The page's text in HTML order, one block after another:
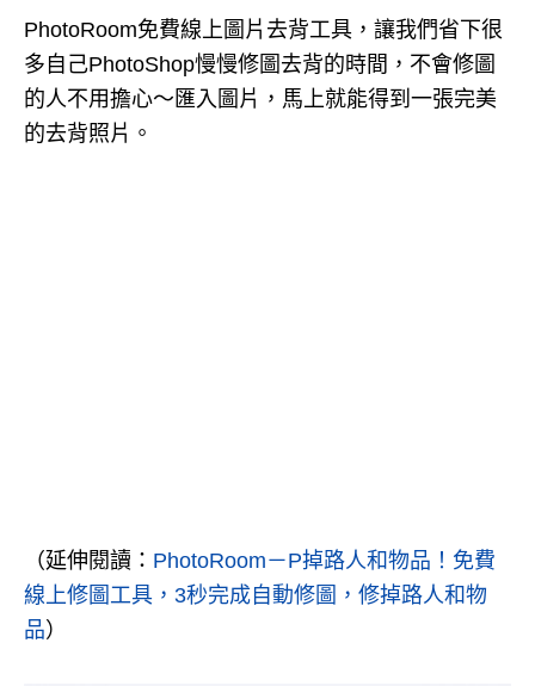
PhotoRoom免費線上圖片去背工具，讓我們省下很
多自己PhotoShop慢慢修圖去背的時間，不會修圖
的人不用擔心～匯入圖片，馬上就能得到一張完美
的去背照片。
（延伸閱讀： PhotoRoom－P掉路人和物品！免費
線上修圖工具，3秒完成自動修圖，修掉路人和物
品）